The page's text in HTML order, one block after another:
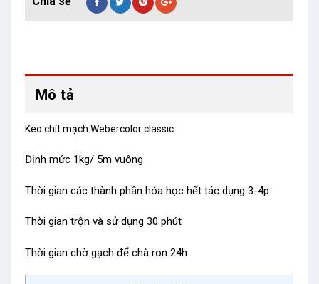
Mô tả
Keo chít mạch Webercolor classic
Định mức 1kg/ 5m vuông
Thời gian các thành phần hóa học hết tác dụng 3-4p
Thời gian trộn và sử dụng 30 phút
Thời gian chờ gạch để chà ron 24h